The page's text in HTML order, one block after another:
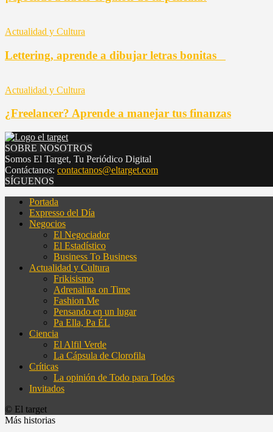
Actualidad y Cultura
Lettering, aprende a dibujar letras bonitas
Actualidad y Cultura
¿Freelancer? Aprende a manejar tus finanzas
SOBRE NOSOTROS
Somos El Target, Tu Periódico Digital
Contáctanos: contactanos@eltarget.com
SÍGUENOS
Portada
Expresso del Día
Negocios
El Negociador
El Estadístico
Business To Business
Actualidad y Cultura
Frikisismo
Adrenalina on Time
Fashion Me
Pensando en un lugar
Pa Ella, Pa ÉL
Ciencia
El Alfil Verde
La Cápsula de Clorofila
Críticas
La opinión de Todo para Todos
Invitados
© El target
Más historias